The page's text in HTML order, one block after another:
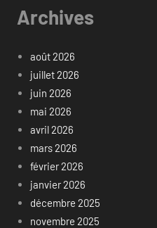
Archives
août 2026
juillet 2026
juin 2026
mai 2026
avril 2026
mars 2026
février 2026
janvier 2026
décembre 2025
novembre 2025